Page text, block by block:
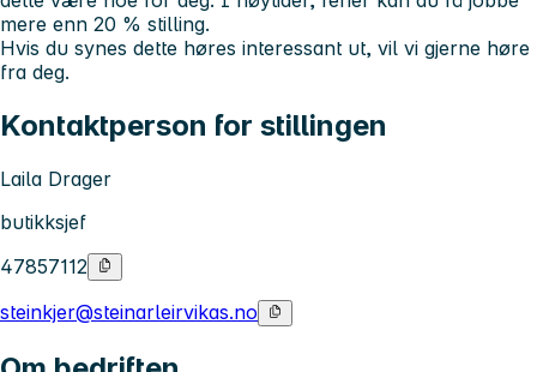
mere enn 20 % stilling.
Hvis du synes dette høres interessant ut, vil vi gjerne høre
fra deg.
Kontaktperson for stillingen
Laila Drager
butikksjef
47857112
steinkjer@steinarleirvikas.no